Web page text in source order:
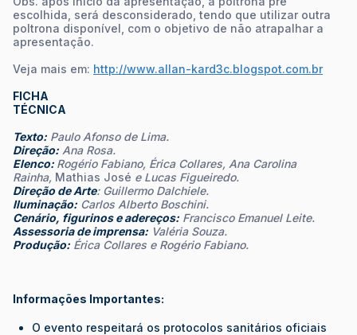
escolhida, será desconsiderado, tendo que utilizar outra
poltrona disponível, com o objetivo de não atrapalhar a
apresentação.
Veja mais em: http://www.allan-kard3c.blogspot.com.br
FICHA
TÉCNICA
Texto: Paulo Afonso de Lima.
Direção: Ana Rosa.
Elenco: Rogério Fabiano, Érica Collares, Ana Carolina
Rainha, Mathias José e Lucas Figueiredo.
Direção de Arte: Guillermo Dalchiele.
Iluminação: Carlos Alberto Boschini.
Cenário, figurinos e adereços: Francisco Emanuel Leite.
Assessoria de imprensa: Valéria Souza.
Produção: Érica Collares e Rogério Fabiano.
Informações Importantes:
O evento respeitará os protocolos sanitários oficiais